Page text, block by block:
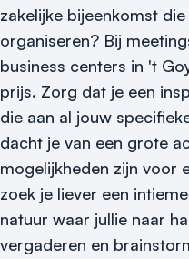
Vraag locatie
zakelijke bijeenkomst
organiseren? Bij
business centers in 't
prijs. Zorg dat je een
die aan al jouw
dacht je van een grote
mogelijkheden zijn voor
zoek je liever een
natuur waar jullie naar
vergaderen en